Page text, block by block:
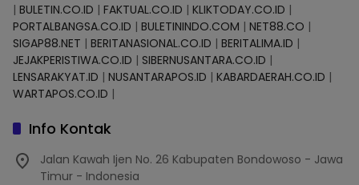
| BULETIN.CO.ID | FAKTUAL.CO.ID | KLIKTODAY.CO.ID |
PORTALBANGSA.CO.ID | BULETININDO.COM | NET88.CO |
SIGAP88.NET | BERITANASIONAL.CO.ID | BERITALIMA.ID |
JEJAKPERISTIWA.CO.ID | SIBERNUSANTARA.CO.ID |
LENSARAKYAT.ID | NUSANTARAPOS.ID | KABARDAERAH.CO.ID |
WARTAPOS.CO.ID |
Info Kontak
Jalan Kawah Ijen No. 26 Kabupaten Bondowoso - Jawa
Timur - Indonesia